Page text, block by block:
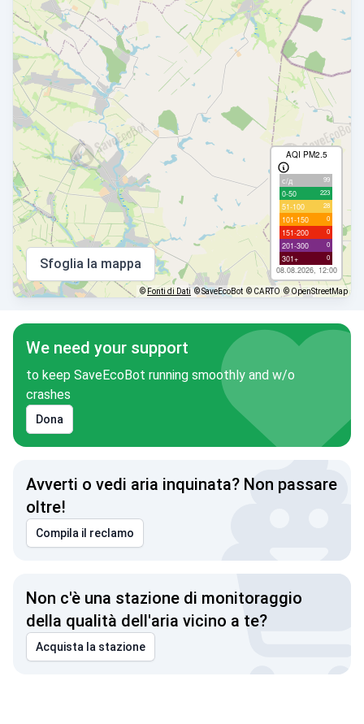
AQI PM2.5
с/д 99
0-50 223
51-100 28
101-150 0
151-200 0
201-300 0
301+ 0
08.08.2026, 12:00
Sfoglia la mappa
©Fonti di Dati © SaveEcoBot © CARTO © OpenStreetMap
We need your support
to keep SaveEcoBot running smoothly and w/o
crashes
Dona
Avverti o vedi aria inquinata? Non passare
oltre!
Compila il reclamo
Non c'è una stazione di monitoraggio
della qualità dell'aria vicino a te?
Acquista la stazione